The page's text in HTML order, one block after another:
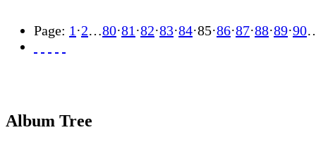
Page: 1 ·2…80·81 ·82·83·84·85·86·87·88·89·90
Album Tree